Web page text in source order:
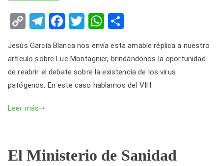
comentario
aislamiento
de
retrovirus
C
p
y
Li
k
T
e
gr
a
F
c
e
b
k
T
tt
er
W
at
s
A
ar
e
Jesús García Blanca nos envía esta amable réplica a nuestro
artículo sobre Luc Montagnier, brindándonos la oportunidad
de reabrir el debate sobre la existencia de los virus
patógenos. En este caso hablamos del VIH.
Leer más
El Ministerio de Sanidad